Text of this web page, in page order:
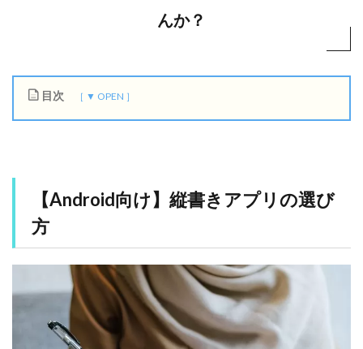
んか？
目次
d
r
o
d
向
】
書
【Android向け】縦書きアプリの選び
方